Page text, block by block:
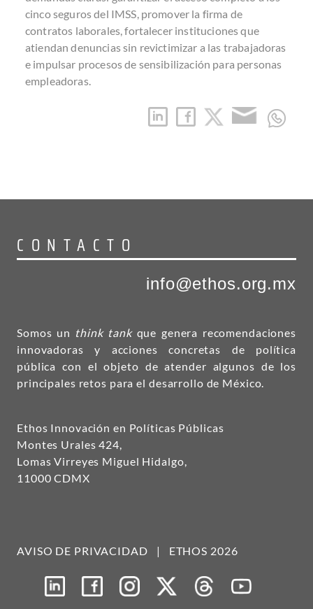
cinco seguros del IMSS, promover la firma de
contratos laborales, fortalecer instituciones que
atiendan denuncias sin revictimizar a las trabajadoras
e impulsar procesos de sensibilización para personas
empleadoras.
CONTACTO
info@ethos.org.mx
Somos un think tankque genera recomendaciones
innovadoras y acciones concretas de política
pública con el objeto de atender algunos de los
principales retos para el desarrollo de México.
Ethos Innovación en Políticas Públicas
Montes Urales 424,
Lomas Virreyes Miguel Hidalgo,
11000 CDMX
AVISO DE PRIVACIDAD | ETHOS 2026